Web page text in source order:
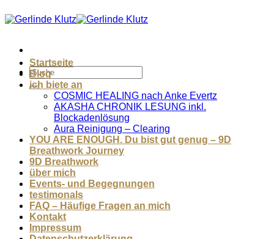
Inhalt
Startseite
Blog
ich biete an
COSMIC HEALING nach Anke Evertz
AKASHA CHRONIK LESUNG inkl.
Blockadenlösung
Aura Reinigung – Clearing
YOU ARE ENOUGH. Du bist gut genug – 9D
Breathwork Journey
9D Breathwork
über mich
Events- und Begegnungen
testimonals
FAQ – Häufige Fragen an mich
Kontakt
Impressum